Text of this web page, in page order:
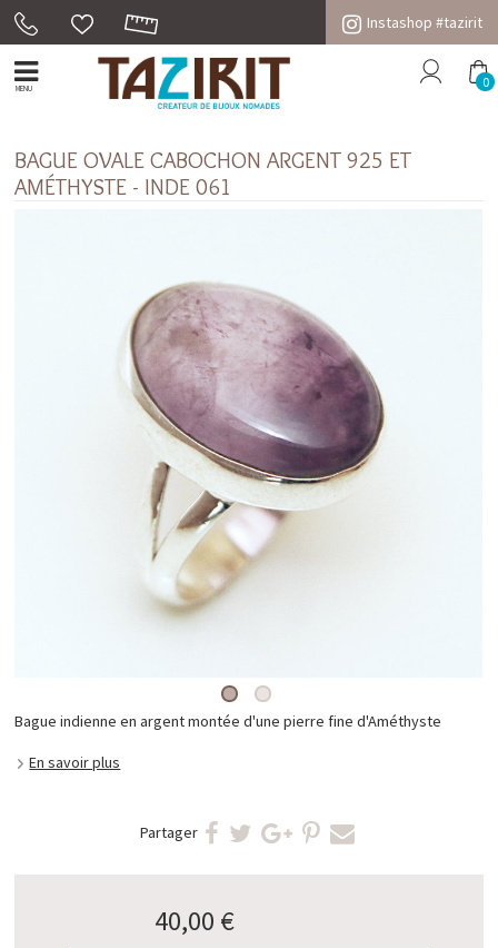
Instashop #tazirit
MENU 0
BAGUE OVALE CABOCHON ARGENT 925 ET
AMÉTHYSTE - INDE 061
Bague indienne en argent montée d'une pierre fine d'Améthyste
En savoir plus
Partager
40,00 €